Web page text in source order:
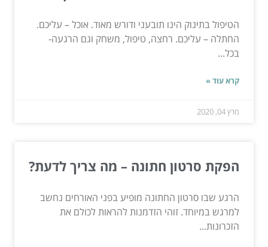
הטיפול בתינוק הינו תובעני ודורש מאוד. אוכל – עליכם.
החתלה – עליכם. רחצה, טיפול, משחק וגם הרגעה-
בכל...
קרא עוד »
מרץ 04, 2020
הפקת סרטון חתונה – מה צריך לדעת?
הרגע שבו סרטון החתונה מופיע בפני האורחים נחשב
למרגש במיוחד. זוהי הזדמנות להראות לכולם את
הזכרונות...